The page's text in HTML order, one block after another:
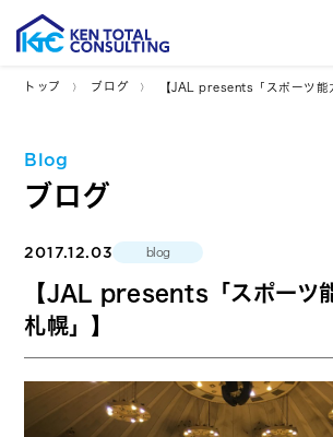
トップ ブログ 【JAL presents「スポーツ能
Blog
ブログ
2017.12.03 blog
【JAL presents「スポーツ
札幌」】